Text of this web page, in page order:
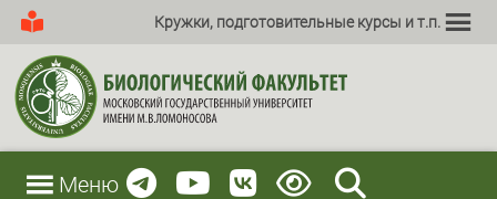
Кружки, подготовительные курсы и т.п.
Меню